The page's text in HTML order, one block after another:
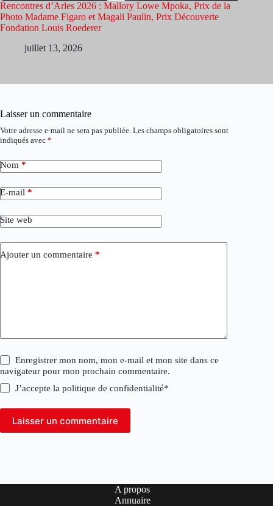
Rencontres d’Arles 2026 : Mallory Lowe Mpoka, Prix de la
Photo Madame Figaro et Magali Paulin, Prix Découverte
Fondation Louis Roederer
juillet 13, 2026
Laisser un commentaire
Votre adresse e-mail ne sera pas publiée. Les champs obligatoires sont
indiqués avec *
Nom *
E-mail *
Site web
Ajouter un commentaire *
Enregistrer mon nom, mon e-mail et mon site dans ce
navigateur pour mon prochain commentaire.
J’accepte lapolitique de confidentialité*
Laisser un commentaire
A propos
Annuaire